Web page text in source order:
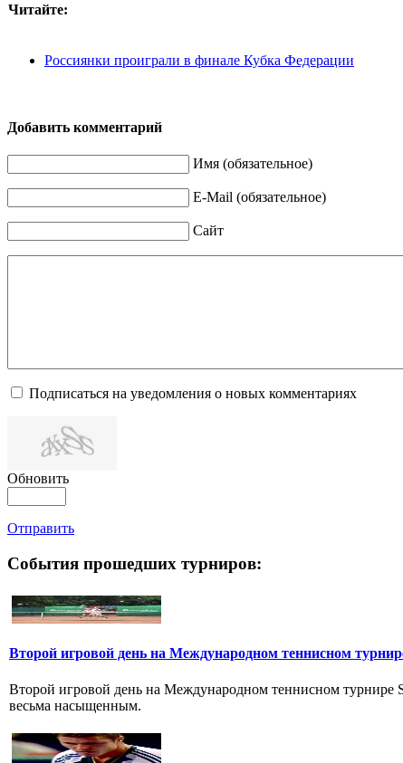
Читайте:
Россиянки проиграли в финале Кубка Федерации
Добавить комментарий
Имя (обязательное)
E-Mail (обязательное)
Сайт
Подписаться на уведомления о новых комментариях
Обновить
Отправить
События прошедших турниров:
Второй игровой день на Международном теннисном
Второй игровой день на Международном теннисном турнире
весьма насыщенным.